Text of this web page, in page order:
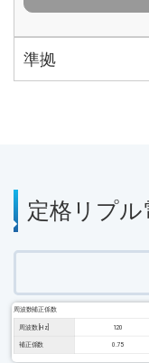
準拠
定格リプル
周波数補正係数
周波数 [Hz] 120
補正係数 0.75